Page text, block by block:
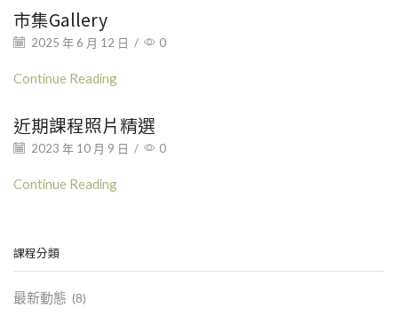
市集Gallery
2025 年 6 月 12 日 / 0
Continue Reading
近期課程照片精選
2023 年 10 月 9 日 / 0
Continue Reading
課程分類
最新動態 (8)